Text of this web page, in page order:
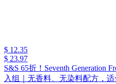
$ 12.35
$ 23.97
S&S 65折！Seventh Generation
入组｜无香料、无染料配方，